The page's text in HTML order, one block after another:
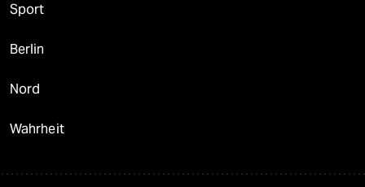
Sport
Berlin
Nord
Wahrheit